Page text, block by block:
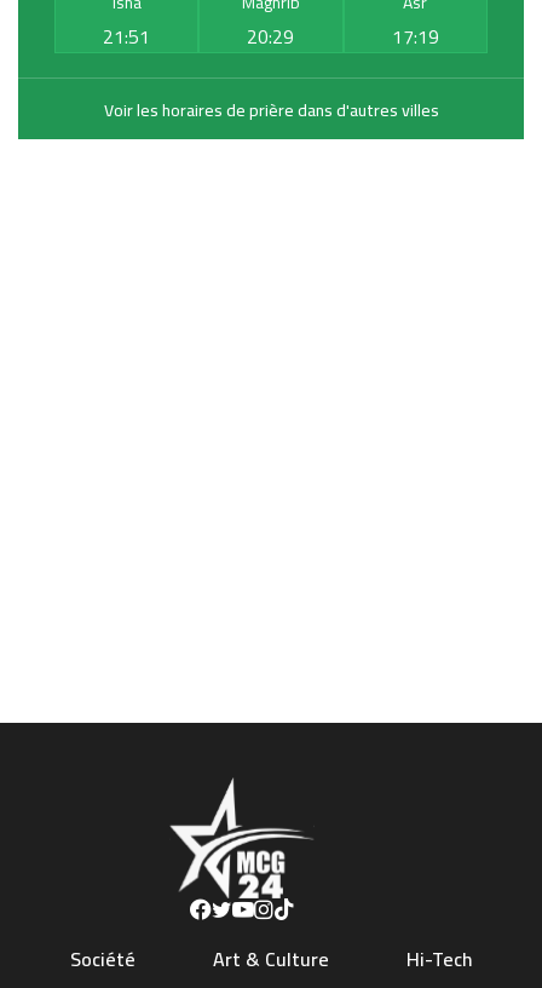
Société Art & Culture Hi-Tech